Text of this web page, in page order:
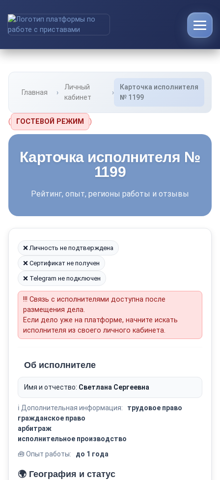
Главная
Личный
кабинет
Карточка исполнителя
№ 1199
( ГОСТЕВОЙ РЕЖИМ )
Карточка исполнителя №
1199
Рейтинг, опыт, регионы работы и отзывы
❌ Личность не подтверждена
❌ Сертификат не получен
❌ Telegram не подключен
!!! Связь с исполнителями доступна после
размещения дела.
Если дело уже на платформе, начните искать
исполнителя из своего личного кабинета.
Об исполнителе
Имя и отчество: Светлана Сергеевна
ℹ️ Дополнительная информация:
трудовое право
гражданское право
арбитраж
исполнительное производство
🧰 Опыт работы:
до 1 года
🌍 География и статус